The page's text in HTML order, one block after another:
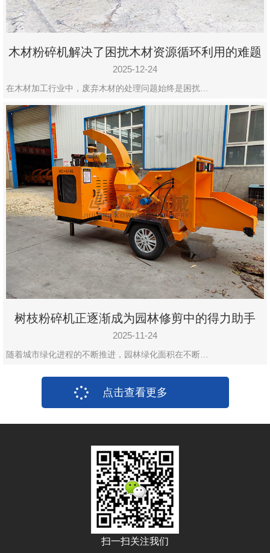
木材粉碎机解决了困扰木材资源循环利用的难题
2025-12-24
在木材加工行业中，废弃木材的处理问题始终是困扰…
树枝粉碎机正逐渐成为园林修剪中的得力助手
2025-11-24
随着城市绿化进程的不断推进，园林绿化面积在不断…
点击查看更多
扫一扫关注我们